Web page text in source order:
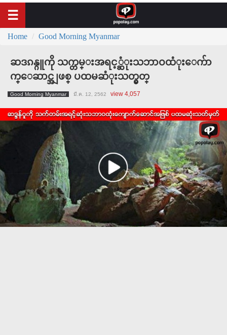
Home Good Morning Myanmar
ဆဒၵန္ဂူကို သက္တမ္းအရင့္ဆံုးသဘာဝထံုးေက်ာ
က္ေဆာင္အျဖစ္ ပထမဆံုးသတ္မွတ္
Good Morning Myanmar มี.ค. 12, 2562 view 4,057